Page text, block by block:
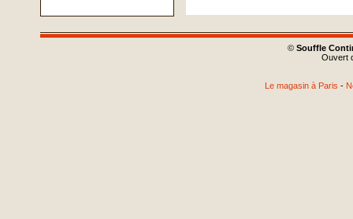
© Souffle
Ouvert
Le magasin à Paris -